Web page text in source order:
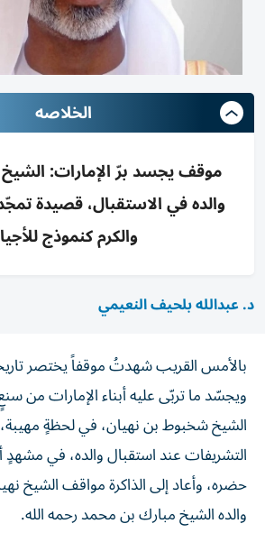
الخلاصه
موقف يجسد برّ الإمارات:
والده في الاستقبال، قصيدة
والكرم كنموذج
د. عبدالله بلحيف النعيمي
بالأمس القريب شهدتُ موقفاً يختصر
ويجسّد ما تربّى عليه أبناء الإمارات من
الشيخ شخبوط بن نهيان، في لحظةٍ
التشريفات عند استقبال والده، في
حضره، وأعاد إلى الذاكرة مواقف الشيخ
والده الشيخ مبارك بن محمد رحمه الله.